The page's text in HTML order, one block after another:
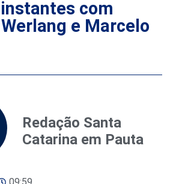
com
e Marcelo
Redação Santa
Catarina em Pauta